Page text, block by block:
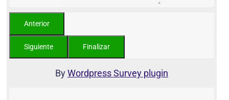
ByWordpress Survey plugin